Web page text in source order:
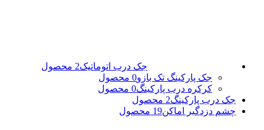
جک درب اتوماتیک2 محصول
جک پارکینگ تک بازو0 محصول
کرکره درب پارکینگ0 محصول
جک درب پارکینگ2 محصول
چشم دزدگیر اماکن19 محصول